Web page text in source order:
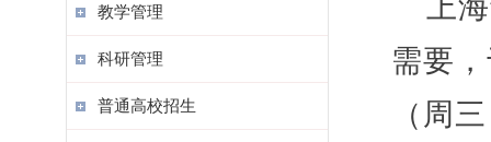
教学管理
科研管理
普通高校招生
上
需要
（周